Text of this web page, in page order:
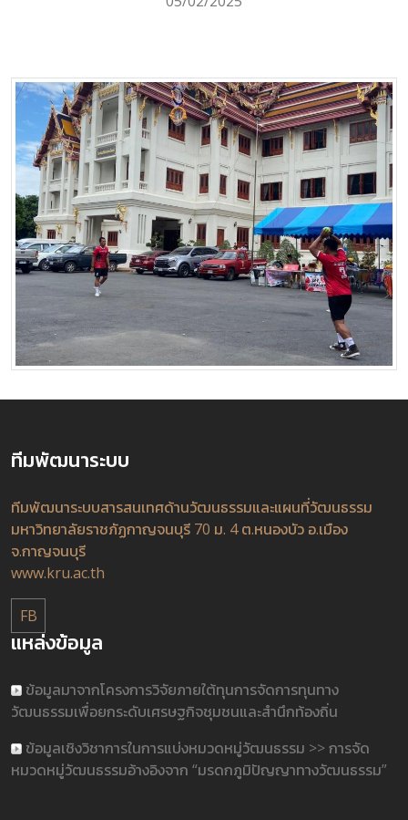
ทีมพัฒนาระบบ
ทีมพัฒนาระบบสารสนเทศด้านวัฒนธรรมและแผนที่วัฒนธรรม
มหาวิทยาลัยราชภัฏกาญจนบุรี 70 ม. 4 ต.หนองบัว อ.เมือง
จ.กาญจนบุรี
www.kru.ac.th
FB
แหล่งข้อมูล
ข้อมูลมาจากโครงการวิจัยภายใต้ทุนการจัดการทุนทาง
วัฒนธรรมเพื่อยกระดับเศรษฐกิจชุมชนและสำนึกท้องถิ่น
ข้อมูลเชิงวิชาการในการแบ่งหมวดหมู่วัฒนธรรม >> การจัด
หมวดหมู่วัฒนธรรมอ้างอิงจาก “มรดกภูมิปัญญาทางวัฒนธรรม”